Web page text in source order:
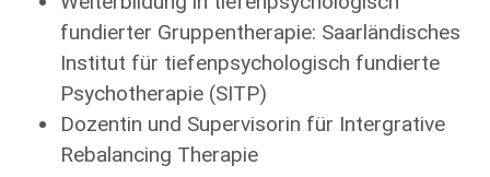
fundierter Gruppentherapie: Saarländisches
Institut für tiefenpsychologisch fundierte
Psychotherapie (SITP)
Dozentin und Supervisorin für Intergrative
Rebalancing Therapie